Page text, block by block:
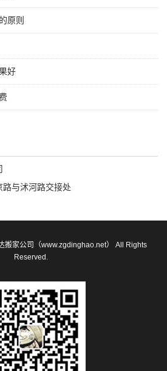
原则
好
与沭河路交接处
搬家公司（www.zgdinghao.net） All Rights
Reserved.